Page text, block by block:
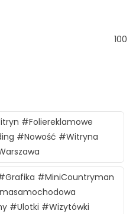
100
#foliereklamowe
#nowość #witryna
#MiniCountryman
#ulotki #wizytówki